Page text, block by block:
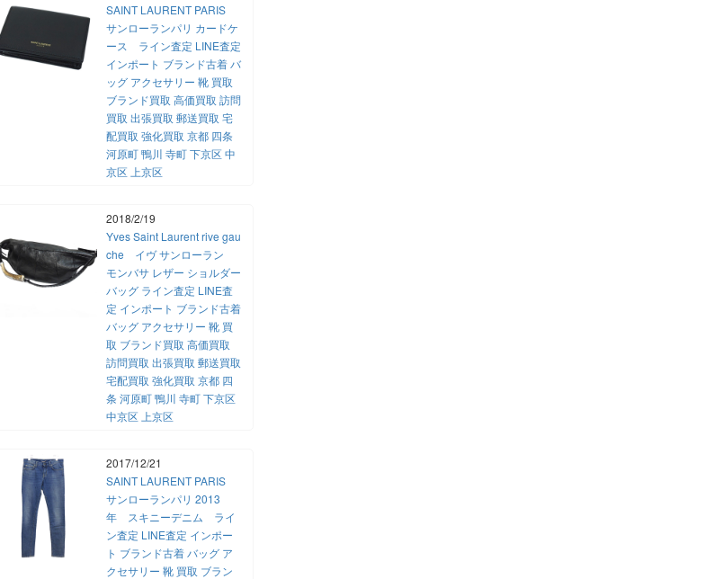
SAINT LAURENT PARIS
サンローランパリ カードケ
ース ライン査定 LINE査定
インポート ブランド古着 バ
ッグ アクセサリー 靴 買取
ブランド買取 高価買取 訪問
買取 出張買取 郵送買取 宅
配買取 強化買取 京都 四条
河原町 鴨川 寺町 下京区 中
京区 上京区
2018/2/19
Yves Saint Laurent rive gau
che イヴ サンローラン
モンバサ レザー ショルダー
バッグ ライン査定 LINE査
定 インポート ブランド古着
バッグ アクセサリー 靴 買
取 ブランド買取 高価買取
訪問買取 出張買取 郵送買取
宅配買取 強化買取 京都 四
条 河原町 鴨川 寺町 下京区
中京区 上京区
2017/12/21
SAINT LAURENT PARIS
サンローランパリ 2013
年 スキニーデニム ライ
ン査定 LINE査定 インポー
ト ブランド古着 バッグ ア
クセサリー 靴 買取 ブラン